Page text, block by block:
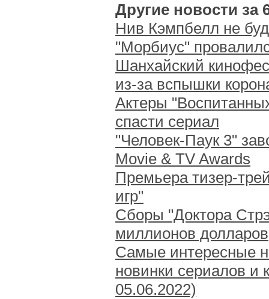
Другие новости за
Нив Кэмпбелл не
"Морбиус"
Шанхайский
из-за вспышки
Актеры
спасти сериал
"Человек-Паук 3"
Movie & TV Awards
Премьера тизер-
игр"
Сборы "Доктора
миллионов долларов
Самые интересные
новинки сериалов и
05.06.2022)